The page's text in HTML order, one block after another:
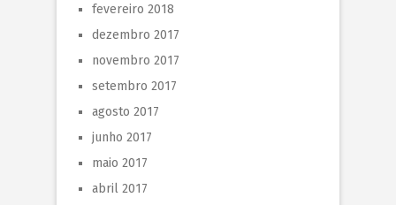
fevereiro 2018
dezembro 2017
novembro 2017
setembro 2017
agosto 2017
junho 2017
maio 2017
abril 2017